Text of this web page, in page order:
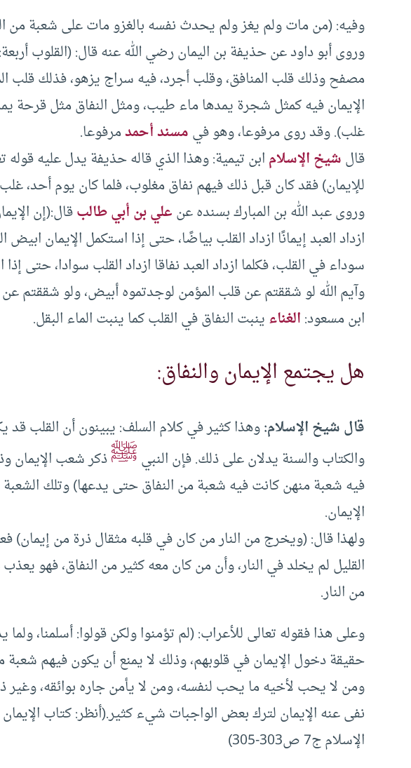
وفيه: (من مات ولم يغز ولم يحدث نفسه بالغزو مات على شعبة من
وروى أبو داود عن حذيفة بن اليمان رضي الله عنه قال: (القلوب
مصفح وذلك قلب المنافق، وقلب أجرد، فيه سراج يزهو، فذلك قلب
الإيمان فيه كمثل شجرة يمدها ماء طيب، ومثل النفاق مثل قرحة
غلب). وقد روى مرفوعا، وهو فيمسند أحمدمرفوعا.
قالشيخ الإسلامابن تيمية: وهذا الذي قاله حذيفة يدل عليه
للإيمان) فقد كان قبل ذلك فيهم نفاق مغلوب، فلما كان يوم أحد،
وروى عبد الله بن المبارك بسنده عنعلي بن أبي طالبقال:(إن
ازداد العبد إيمانًا ازداد القلب بياضًا، حتى إذا استكمل الإيمان
سوداء في القلب، فكلما ازداد العبد نفاقا ازداد القلب سوادا، حتى
وآيم الله لو شققتم عن قلب المؤمن لوجدتموه أبيض، ولو شققتم
ابن مسعود:الغناءينبت النفاق في القلب كما ينبت الماء البقل.
هل يجتمع الإيمان والنفاق:
قال شيخ الإسلام:وهذا كثير في كلام السلف: يبينون أن القلب قد
والكتاب والسنة يدلان على ذلك. فإن النبيﷺذكر شعب الإيمان
فيه شعبة منهن كانت فيه شعبة من النفاق حتى يدعها) وتلك
الإيمان.
ولهذا قال: (ويخرج من النار من كان في قلبه مثقال ذرة من إيمان)
القليل لم يخلد في النار، وأن من كان معه كثير من النفاق، فهو
من النار.
وعلى هذا فقوله تعالى للأعراب: (لم تؤمنوا ولكن قولوا: أسلمنا،
حقيقة دخول الإيمان في قلوبهم، وذلك لا يمنع أن يكون فيهم شعبة
ومن لا يحب لأخيه ما يحب لنفسه، ومن لا يأمن جاره بوائقه،
نفى عنه الإيمان لترك بعض الواجبات شيء كثير.(أنظر: كتاب
الإسلام ج7 ص303-305)